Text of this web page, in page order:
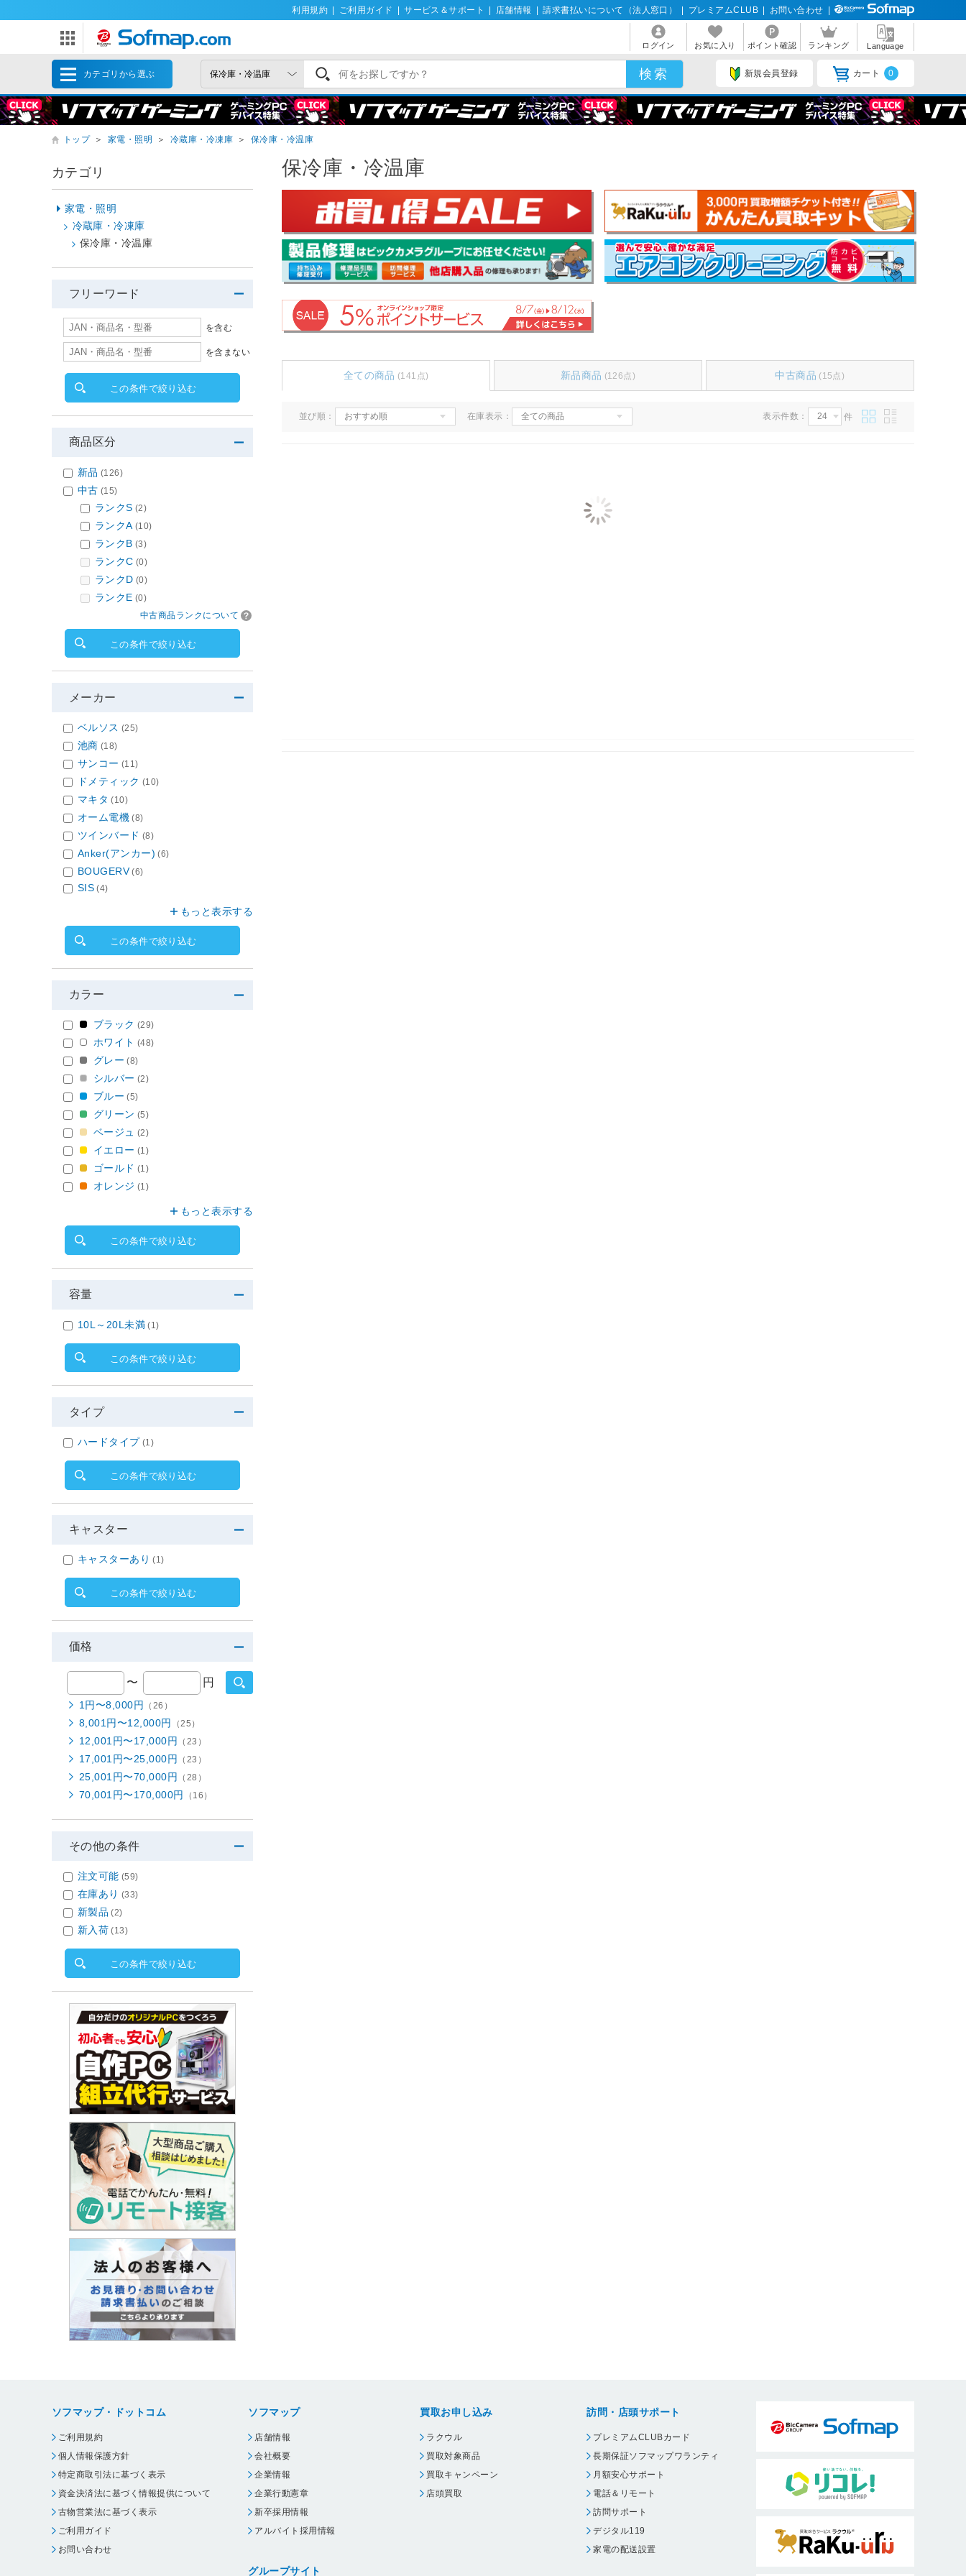
利用規約 ご利用ガイド サービス＆サポート 店舗情報 請求書払いについて（法人窓口） プレミアムCLUB お問い合わせ
ログイン お気に入り ポイント確認 ランキング Language
カテゴリから選ぶ 新規会員登録 カート 0
トップ ＞ 家電・照明 ＞ 冷蔵庫・冷凍庫 ＞ 保冷庫・冷温庫
保冷庫・冷温庫
全ての商品 (141点) 新品商品 (126点) 中古商品 (15点)
並び順： 在庫表示： 表示件数： 件
カテゴリ
家電・照明
冷蔵庫・冷凍庫
保冷庫・冷温庫
フリーワード
を含む
を含まない
この条件で絞り込む
商品区分
新品 (126)
中古 (15)
ランクS (2)
ランクA (10)
ランクB (3)
ランクC (0)
ランクD (0)
ランクE (0)
中古商品ランクについて
この条件で絞り込む
メーカー
ベルソス (25)
池商 (18)
サンコー (11)
ドメティック (10)
マキタ (10)
オーム電機 (8)
ツインバード (8)
Anker(アンカー) (6)
BOUGERV (6)
SIS (4)
もっと表示する
この条件で絞り込む
カラー
ブラック (29)
ホワイト (48)
グレー (8)
シルバー (2)
ブルー (5)
グリーン (5)
ベージュ (2)
イエロー (1)
ゴールド (1)
オレンジ (1)
もっと表示する
この条件で絞り込む
容量
10L～20L未満 (1)
この条件で絞り込む
タイプ
ハードタイプ (1)
この条件で絞り込む
キャスター
キャスターあり (1)
この条件で絞り込む
価格
〜 円
1円〜8,000円 （26）
8,001円〜12,000円 （25）
12,001円〜17,000円 （23）
17,001円〜25,000円 （23）
25,001円〜70,000円 （28）
70,001円〜170,000円 （16）
その他の条件
注文可能 (59)
在庫あり (33)
新製品 (2)
新入荷 (13)
この条件で絞り込む
ソフマップ・ドットコム
ご利用規約
個人情報保護方針
特定商取引法に基づく表示
資金決済法に基づく情報提供について
古物営業法に基づく表示
ご利用ガイド
お問い合わせ
ソフマップ
店舗情報
会社概要
企業情報
企業行動憲章
新卒採用情報
アルバイト採用情報
グループサイト
買取お申し込み
ラクウル
買取対象商品
買取キャンペーン
店頭買取
訪問・店頭サポート
プレミアムCLUBカード
長期保証ソフマップワランティ
月額安心サポート
電話＆リモート
訪問サポート
デジタル119
家電の配送設置